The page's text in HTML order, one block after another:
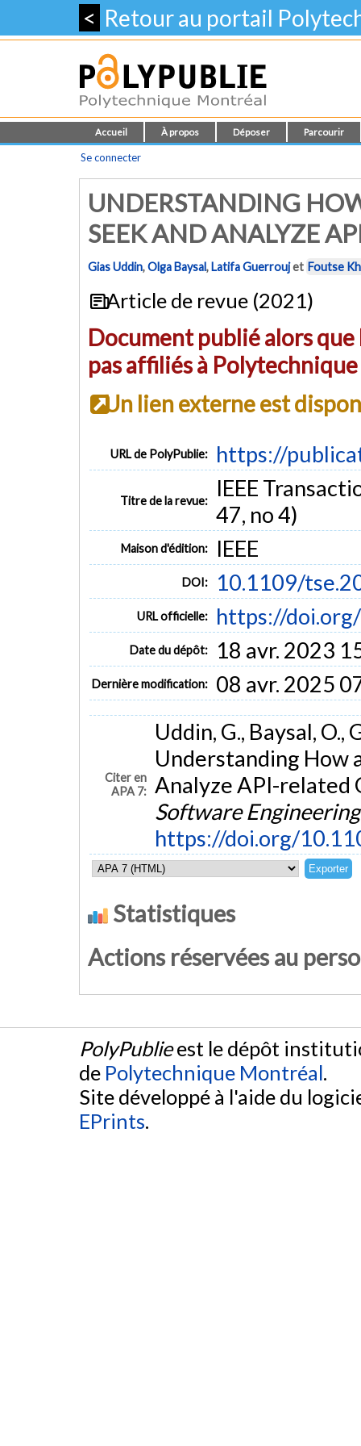
< Retour au portail
Accueil À propos Déposer Parcourir
Se connecter
UNDERSTANDING
SEEK AND ANALYZE
Gias Uddin,Olga Baysal,Latifa Guerroujet Foutse
Article de revue (2021)
Document publié alors
pas affiliés à
Un lien externe est
URL de PolyPublie: https://
Titre de la revue:
IEEE
47, no 4)
Maison d'édition: IEEE
DOI: 10.1109/
URL officielle: https://
Date du dépôt: 18 avr. 2023
Dernière modification: 08 avr. 2025
Citer en
APA 7:
Uddin, G., Baysal, O.,
Understanding How
Analyze API-related
Software Engineering
https://doi.org/
Statistiques
Actions réservées au
PolyPublieest le dépôt
de Polytechnique Montréal.
Site développé à l'aide du
EPrints.